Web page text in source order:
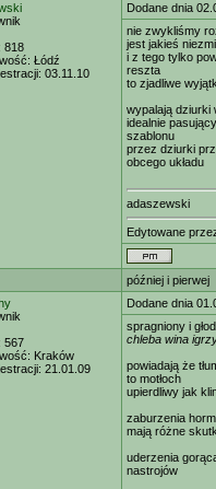
818
Łódź
03.11.10
Dodane dnia
nie zwykliśmy
jest jakieś
i z tego tylko
reszta
to zjadliwe
wypalają dziurki
idealnie
szablonu
przez dziurki
obcego układu
adaszewski
Edytowane
później i pierwej
567
Kraków
21.01.09
Dodane dnia
spragniony i
chleba wina
powiadają że
to motłoch
upierdliwy jak
zaburzenia
mają różne
uderzenia
nastrojów